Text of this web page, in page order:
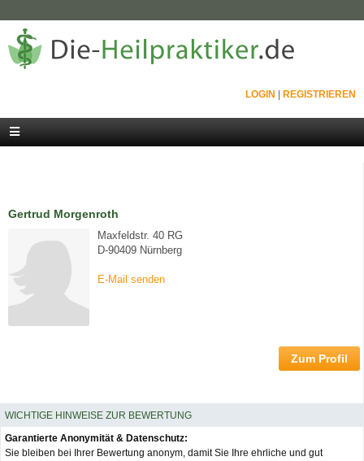
LOGIN REGISTRIEREN
Gertrud Morgenroth
Maxfeldstr. 40 RG
D-90409 Nürnberg
E-Mail senden
Zum Profil
WICHTIGE HINWEISE ZUR BEWERTUNG
Garantierte Anonymität & Datenschutz:
Sie bleiben bei Ihrer Bewertung anonym, damit Sie Ihre ehrliche und gut